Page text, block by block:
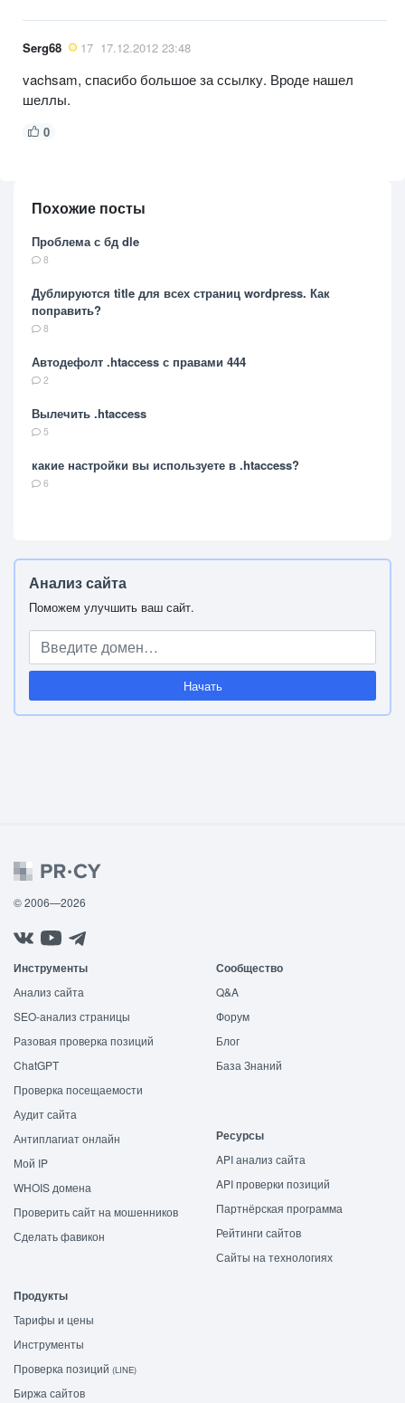
Serg68 17 17.12.2012 23:48
vachsam, спасибо большое за ссылку. Вроде нашел
шеллы.
0
Похожие посты
Проблема с бд dle
8
Дублируются title для всех страниц wordpress. Как
поправить?
8
Автодефолт .htaccess с правами 444
2
Вылечить .htaccess
5
​какие настройки вы используете в .htaccess?
6
Анализ сайта
Поможем улучшить ваш сайт.
Начать
© 2006—2026
Инструменты
Анализ сайта
SEO-анализ страницы
Разовая проверка позиций
ChatGPT
Проверка посещаемости
Аудит сайта
Антиплагиат онлайн
Мой IP
WHOIS домена
Проверить сайт на мошенников
Сделать фавикон
Сообщество
Q&A
Форум
Блог
База Знаний
Ресурсы
API анализ сайта
API проверки позиций
Партнёрская программа
Рейтинги сайтов
Сайты на технологиях
Продукты
Тарифы и цены
Инструменты
Проверка позиций (LINE)
Биржа сайтов